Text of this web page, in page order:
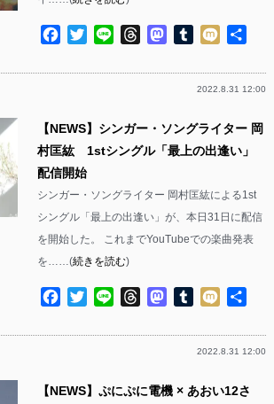
Facebook
TwitterLine ThreadsMastodon
Tumblr
Mixi
2022.8.31 12:00
【NEWS】シンガー・ソングライター 岡
村匡紘 1stシングル「最上の出逢い」
配信開始
シンガー・ソングライター 岡村匡紘による1st
シングル「最上の出逢い」が、本日31日に配信
を開始した。 これまでYouTubeでの楽曲発表
を……(続きを読む)
Facebook
TwitterLine ThreadsMastodon
Tumblr
Mixi
2022.8.31 12:00
【NEWS】ぷにぷに電機 × あおい12さ